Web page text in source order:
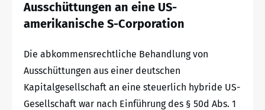
Ausschüttungen an eine US-
amerikanische S-Corporation
Die abkommensrechtliche Behandlung von
Ausschüttungen aus einer deutschen
Kapitalgesellschaft an eine steuerlich hybride US-
Gesellschaft war nach Einführung des § 50d Abs. 1